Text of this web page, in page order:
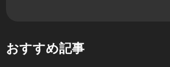
おすすめ記事